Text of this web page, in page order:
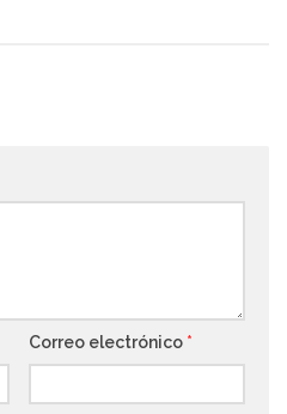
Correo electrónico *